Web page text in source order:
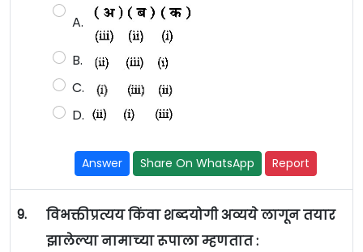
A.
B.
C.
D.
Answer Share On WhatsApp Report
9.
विभक्तीप्रत्यय किंवा शब्दयोगी अव्यये लागून तयार
झालेल्या नामाच्या रूपाला म्हणतात :